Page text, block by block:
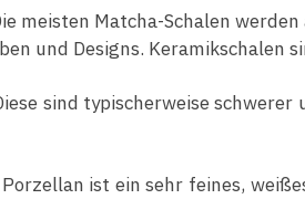
meisten Matcha-Schalen
und Designs. Keramikschalen
sind typischerweise
ist ein sehr feines,